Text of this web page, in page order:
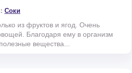
Соки
из фруктов и ягод. Очень
Благодаря ему в организм
вещества...